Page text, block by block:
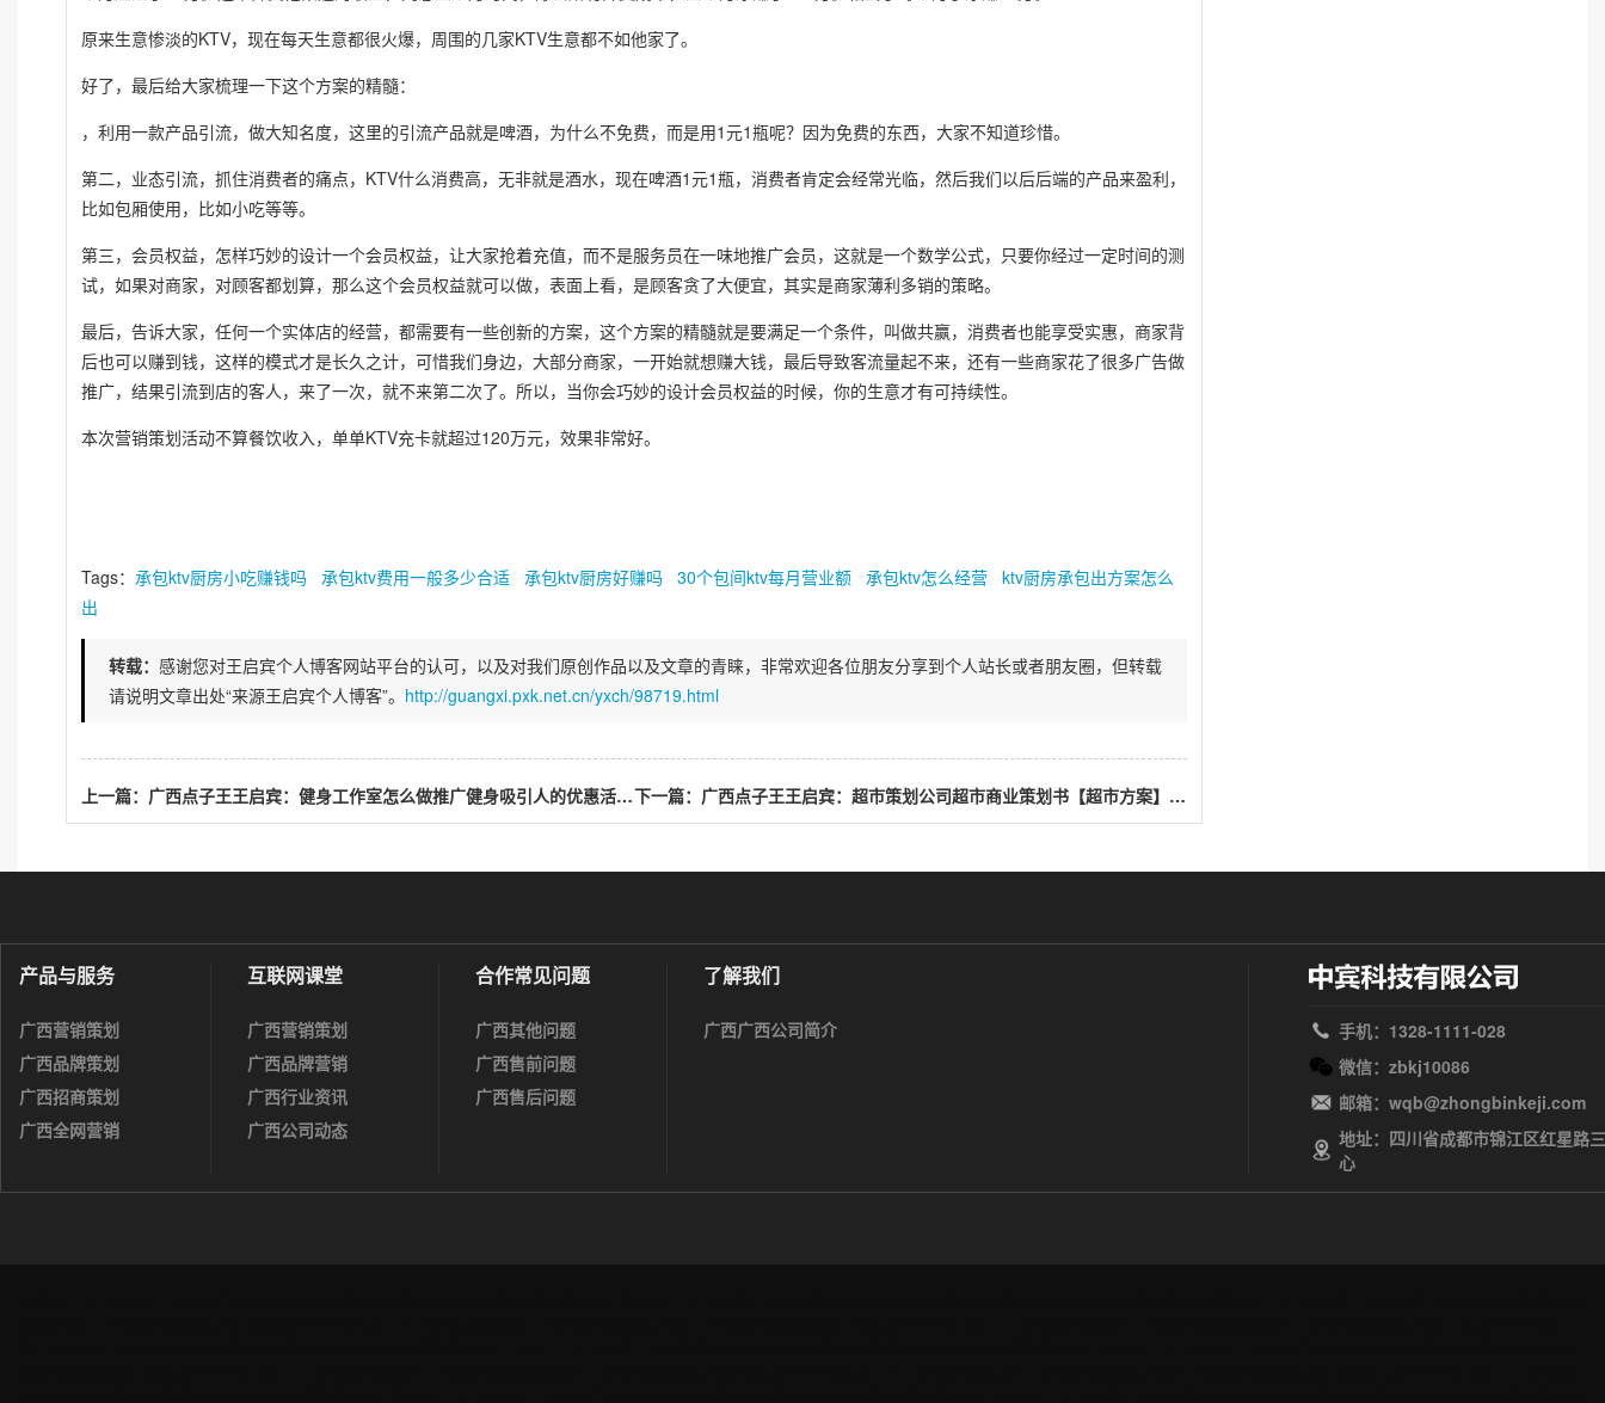
原来生意惨淡的KTV，现在每天生意都很火爆，周围的几家KTV生意都不如他家了。
好了，最后给大家梳理一下这个方案的精髓：
，利用一款产品引流，做大知名度，这里的引流产品就是啤酒，为什么不免费，而是用1元1瓶呢？因为免费的东西，大家不知道珍惜。
第二，业态引流，抓住消费者的痛点，KTV什么消费高，无非就是酒水，现在啤酒1元1瓶，消费者肯定会经常光临，然后我们以后后端的产品来盈利，
比如包厢使用，比如小吃等等。
第三，会员权益，怎样巧妙的设计一个会员权益，让大家抢着充值，而不是服务员在一味地推广会员，这就是一个数学公式，只要你经过一定时间的测
试，如果对商家，对顾客都划算，那么这个会员权益就可以做，表面上看，是顾客贪了大便宜，其实是商家薄利多销的策略。
最后，告诉大家，任何一个实体店的经营，都需要有一些创新的方案，这个方案的精髓就是要满足一个条件，叫做共赢，消费者也能享受实惠，商家背
后也可以赚到钱，这样的模式才是长久之计，可惜我们身边，大部分商家，一开始就想赚大钱，最后导致客流量起不来，还有一些商家花了很多广告做
推广，结果引流到店的客人，来了一次，就不来第二次了。所以，当你会巧妙的设计会员权益的时候，你的生意才有可持续性。
本次营销策划活动不算餐饮收入，单单KTV充卡就超过120万元，效果非常好。
Tags：承包ktv厨房小吃赚钱吗 承包ktv费用一般多少合适 承包ktv厨房好赚吗 30个包间ktv每月营业额 承包ktv怎么经营
ktv厨房承包出方案怎么
出
转载：感谢您对王启宾个人博客网站平台的认可，以及对我们原创作品以及文章的青睐，非常欢迎各位朋友分享到个人站长或者朋友圈，但转载
请说明文章出处“来源王启宾个人博客”。 http://guangxi.pxk.net.cn/yxch/98719.html
上一篇：广西点子王王启宾：健身工作室怎么做推广健身吸引人的优惠活动健身活动主题名称 下一篇：广西点子王王启宾：超市策划公司超市商业策划书【超市方案】建立一个超市的顾客群
产品与服务
广西营销策划
广西品牌策划
广西招商策划
广西全网营销
互联网课堂
广西营销策划
广西品牌营销
广西行业资讯
广西公司动态
合作常见问题
广西其他问题
广西售前问题
广西售后问题
了解我们
广西广西公司简介
手机：1328-1111-028
微信：zbkj10086
邮箱：wqb@zhongbinkeji.com
地址：四川省成都市锦江区红星路
心